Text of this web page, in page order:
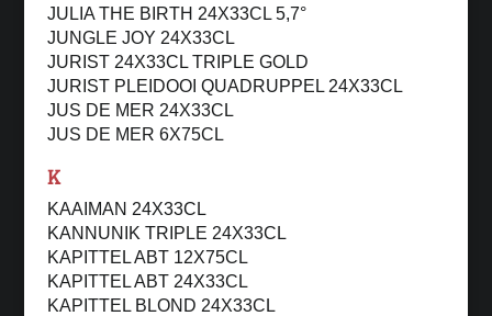
JULIA THE BIRTH 24X33CL 5,7°
JUNGLE JOY 24X33CL
JURIST 24X33CL TRIPLE GOLD
JURIST PLEIDOOI QUADRUPPEL 24X33CL
JUS DE MER 24X33CL
JUS DE MER 6X75CL
K
KAAIMAN 24X33CL
KANNUNIK TRIPLE 24X33CL
KAPITTEL ABT 12X75CL
KAPITTEL ABT 24X33CL
KAPITTEL BLOND 24X33CL